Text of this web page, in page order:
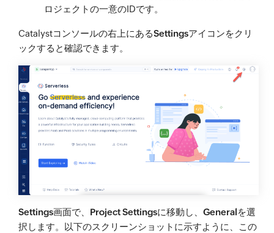
ロジェクトの一意のIDです。
Catalystコンソールの右上にあるSettingsアイコンをクリ
ックすると確認できます。
Settings画面で、 Project Settingsに移動し、 Generalを選
択します。以下のスクリーンショットに示すように、この